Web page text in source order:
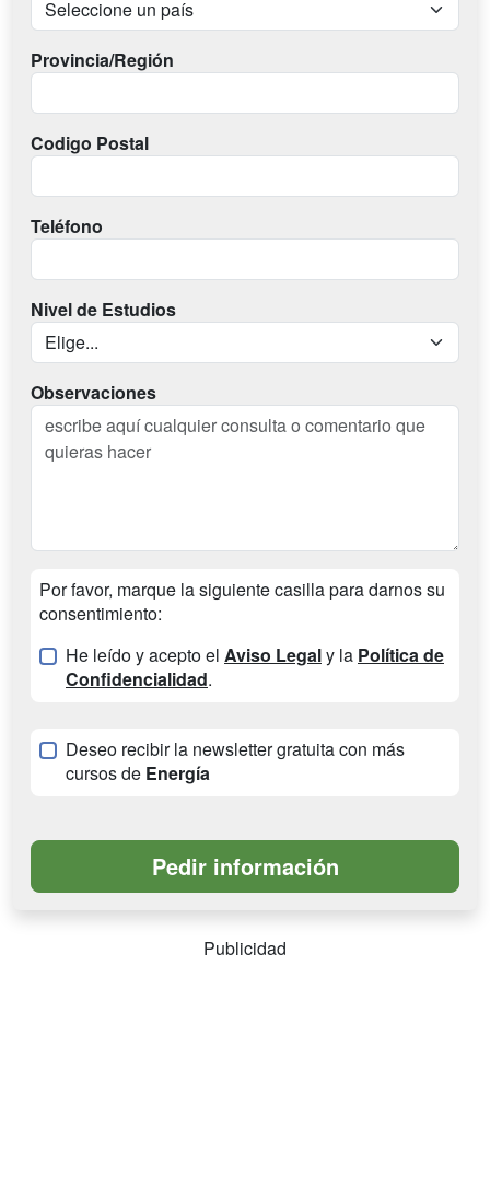
Provincia/Región
Codigo Postal
Teléfono
Nivel de Estudios
Observaciones
Por favor, marque la siguiente casilla para darnos su
consentimiento:
He leído y acepto el Aviso Legaly la Política de
Confidencialidad.
Deseo recibir la newsletter gratuita con más
cursos de Energía
Publicidad